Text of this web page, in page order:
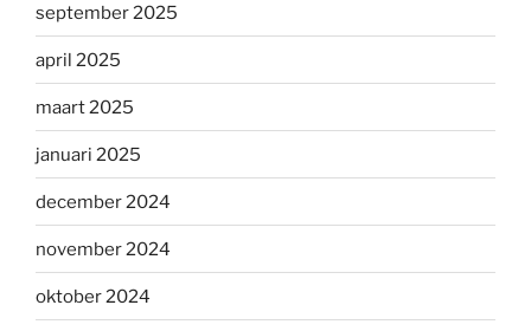
september 2025
april 2025
maart 2025
januari 2025
december 2024
november 2024
oktober 2024